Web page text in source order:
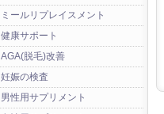
ミールリプレイスメント
健康サポート
AGA(脱毛)改善
妊娠の検査
男性用サプリメント